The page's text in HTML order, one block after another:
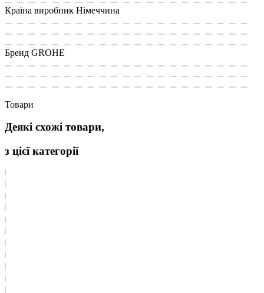
Країна виробник Німеччина
Бренд GROHE
Товари
Деякі схожі товари,
з цієї категорії